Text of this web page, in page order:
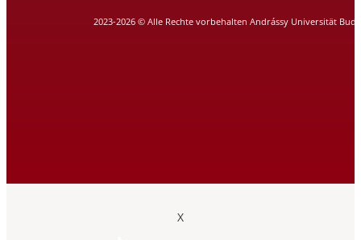
2023-2026 © Alle Rechte vorbehalten Andrássy Universität
X